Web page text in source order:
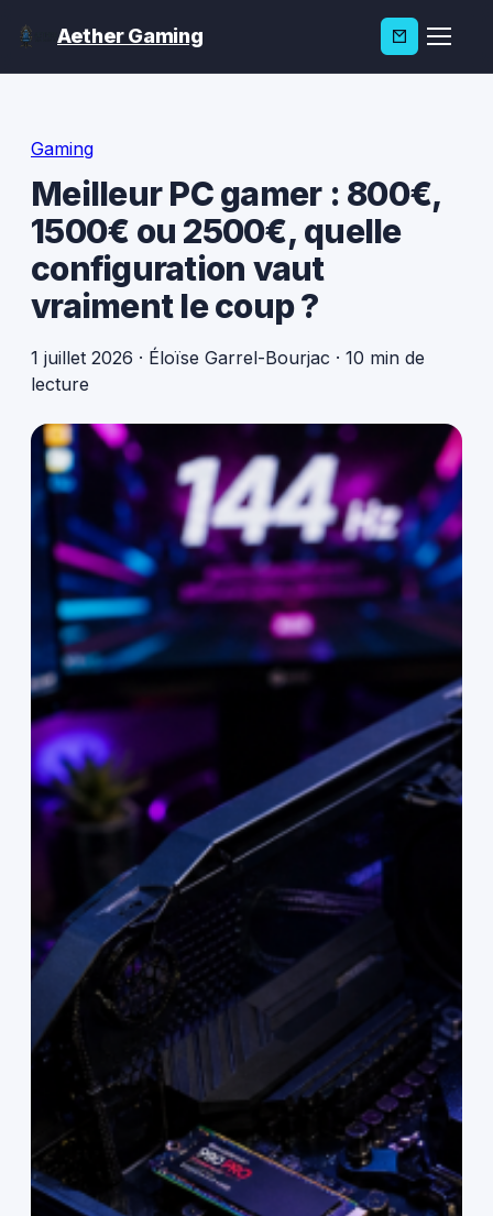
Aether Gaming
Gaming
Meilleur PC gamer : 800€,
1500€ ou 2500€, quelle
configuration vaut
vraiment le coup ?
1 juillet 2026 · Éloïse Garrel-Bourjac · 10 min de
lecture